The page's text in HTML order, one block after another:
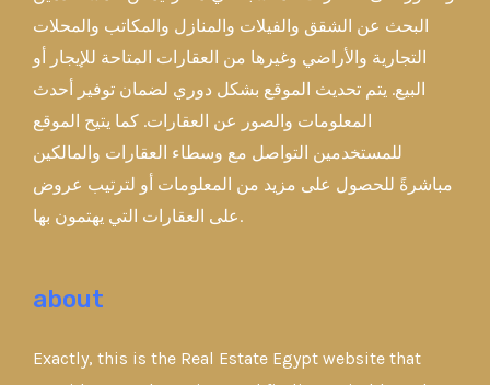
البحث عن الشقق والفيلات والمنازل والمكاتب والمحلات
التجارية والأراضي وغيرها من العقارات المتاحة للإيجار أو
البيع. يتم تحديث الموقع بشكل دوري لضمان توفير أحدث
المعلومات والصور عن العقارات. كما يتيح الموقع
للمستخدمين التواصل مع وسطاء العقارات والمالكين
مباشرةً للحصول على مزيد من المعلومات أو لترتيب عروض
على العقارات التي يهتمون بها.
about
Exactly, this is the Real Estate Egypt website that